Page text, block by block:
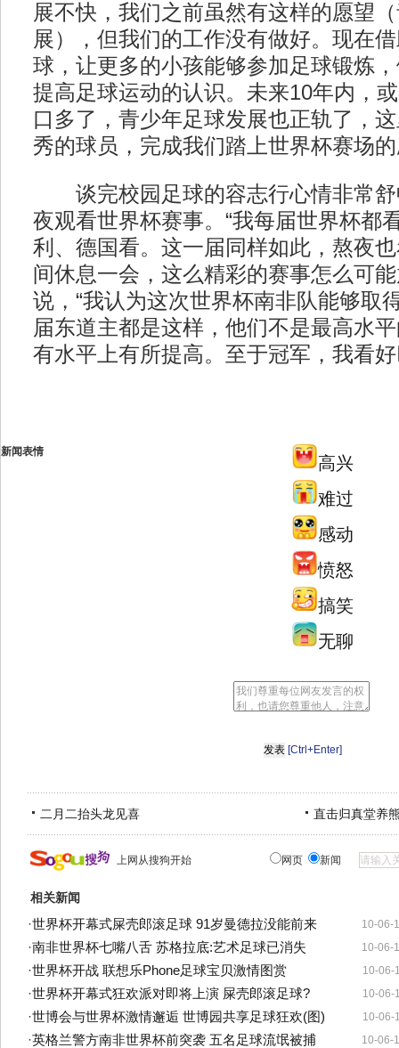
展不快，我们之前虽然有这样的愿望
展），但我们的工作没有做好。现在
球，让更多的小孩能够参加足球锻炼
提高足球运动的认识。未来10年内，
口多了，青少年足球发展也正轨了，
秀的球员，完成我们踏上世界杯赛场的
谈完校园足球的容志行心情非常舒
夜观看世界杯赛事。“我每届世界杯都
利、德国看。这一届同样如此，熬夜
间休息一会，这么精彩的赛事怎么可
说，“我认为这次世界杯南非队能够取
届东道主都是这样，他们不是最高水
有水平上有所提高。至于冠军，我看
新闻表情
高兴
难过
感动
愤怒
搞笑
无聊
[Ctrl+Enter]
二月二抬头龙见喜 直击归真堂养
上网从搜狗开始 网页 新闻
相关新闻
10-06-
·世界杯开幕式屎壳郎滚足球 91岁曼德拉没能前来
10-06-
·南非世界杯七嘴八舌 苏格拉底:艺术足球已消失
10-06-
·世界杯开战 联想乐Phone足球宝贝激情图赏
10-06-
·世界杯开幕式狂欢派对即将上演 屎壳郎滚足球?
10-06-
·世博会与世界杯激情邂逅 世博园共享足球狂欢(图)
10-06-
·英格兰警方南非世界杯前突袭 五名足球流氓被捕